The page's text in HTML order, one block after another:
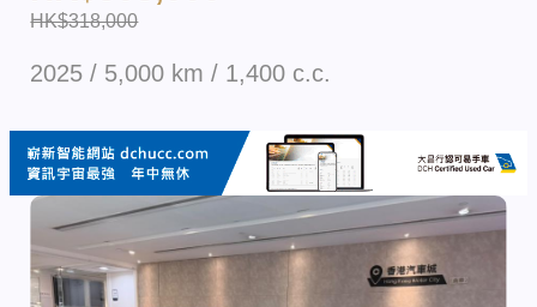
HK$318,000
2025 / 5,000 km / 1,400 c.c.